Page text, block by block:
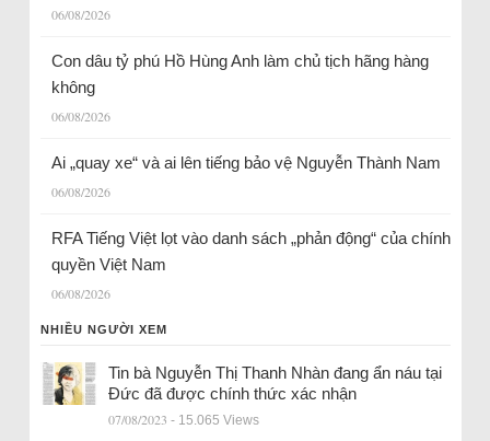
06/08/2026
Con dâu tỷ phú Hồ Hùng Anh làm chủ tịch hãng hàng
không
06/08/2026
Ai „quay xe“ và ai lên tiếng bảo vệ Nguyễn Thành Nam
06/08/2026
RFA Tiếng Việt lọt vào danh sách „phản động“ của chính
quyền Việt Nam
06/08/2026
NHIỀU NGƯỜI XEM
Tin bà Nguyễn Thị Thanh Nhàn đang ẩn náu tại
Đức đã được chính thức xác nhận
07/08/2023 - 15.065 Views